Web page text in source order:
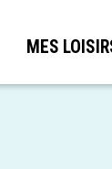
MES